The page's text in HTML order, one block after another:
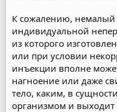
К сожалению, немалый
индивидуальной
из которого
или при условии
инъекции вполне
нагноение или даже
тело, каким, в
организмом и выходит